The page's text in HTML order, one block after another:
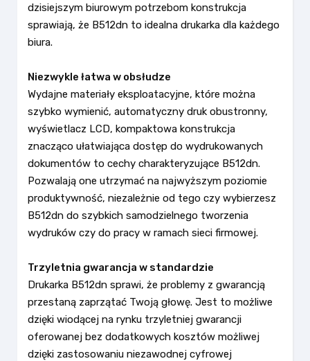
dzisiejszym biurowym potrzebom konstrukcja
sprawiają, że B512dn to idealna drukarka dla każdego
biura.
Niezwykle łatwa w obsłudze
Wydajne materiały eksploatacyjne, które można
szybko wymienić, automatyczny druk obustronny,
wyświetlacz LCD, kompaktowa konstrukcja
znacząco ułatwiająca dostęp do wydrukowanych
dokumentów to cechy charakteryzujące B512dn.
Pozwalają one utrzymać na najwyższym poziomie
produktywność, niezależnie od tego czy wybierzesz
B512dn do szybkich samodzielnego tworzenia
wydruków czy do pracy w ramach sieci firmowej.
Trzyletnia gwarancja w standardzie
Drukarka B512dn sprawi, że problemy z gwarancją
przestaną zaprzątać Twoją głowę. Jest to możliwe
dzięki wiodącej na rynku trzyletniej gwarancji
oferowanej bez dodatkowych kosztów możliwej
dzięki zastosowaniu niezawodnej cyfrowej